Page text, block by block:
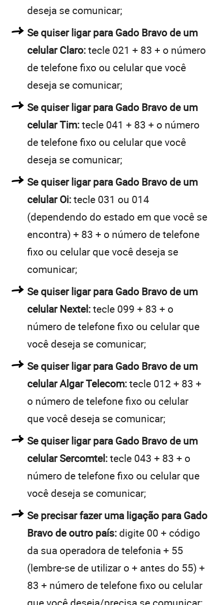
deseja se comunicar;
Se quiser ligar para Gado Bravo de um
celular Claro:tecle 021 + 83 + o número
de telefone fixo ou celular que você
deseja se comunicar;
Se quiser ligar para Gado Bravo de um
celular Tim:tecle 041 + 83 + o número
de telefone fixo ou celular que você
deseja se comunicar;
Se quiser ligar para Gado Bravo de um
celular Oi:tecle 031 ou 014
(dependendo do estado em que você se
encontra) + 83 + o número de telefone
fixo ou celular que você deseja se
comunicar;
Se quiser ligar para Gado Bravo de um
celular Nextel:tecle 099 + 83 + o
número de telefone fixo ou celular que
você deseja se comunicar;
Se quiser ligar para Gado Bravo de um
celular Algar Telecom:tecle 012 + 83 +
o número de telefone fixo ou celular
que você deseja se comunicar;
Se quiser ligar para Gado Bravo de um
celular Sercomtel:tecle 043 + 83 + o
número de telefone fixo ou celular que
você deseja se comunicar;
Se precisar fazer uma ligação para Gado
Bravo de outro país: digite 00 + código
da sua operadora de telefonia + 55
(lembre-se de utilizar o + antes do 55) +
83 + número de telefone fixo ou celular